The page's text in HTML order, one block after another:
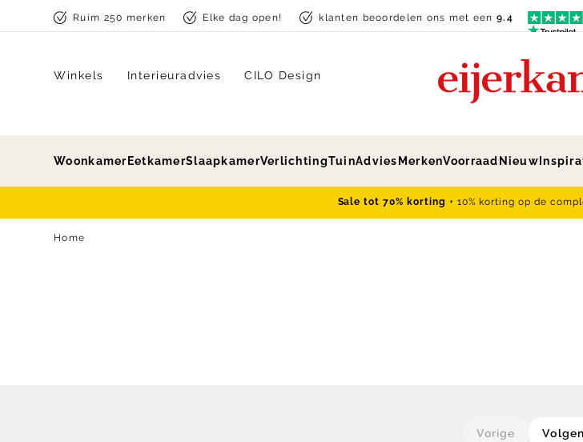
Skip to contentRuim 250 merken Elke dag open! klanten beoordelen ons met een9.4
Winkels Interieuradvies CILO Design
Woonkamer EetkamerSlaapkamerVerlichtingTuinAdvies MerkenVoorraad Nieuw
Sale tot 70% korting + 10% korting op de
Home
Vorige